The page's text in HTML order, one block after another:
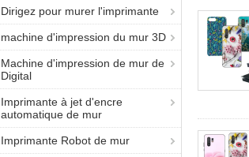
Dirigez pour murer l'imprimante
machine d'impression du mur 3D
Machine d'impression de mur de
Digital
Imprimante à jet d'encre
automatique de mur
Imprimante Robot de mur